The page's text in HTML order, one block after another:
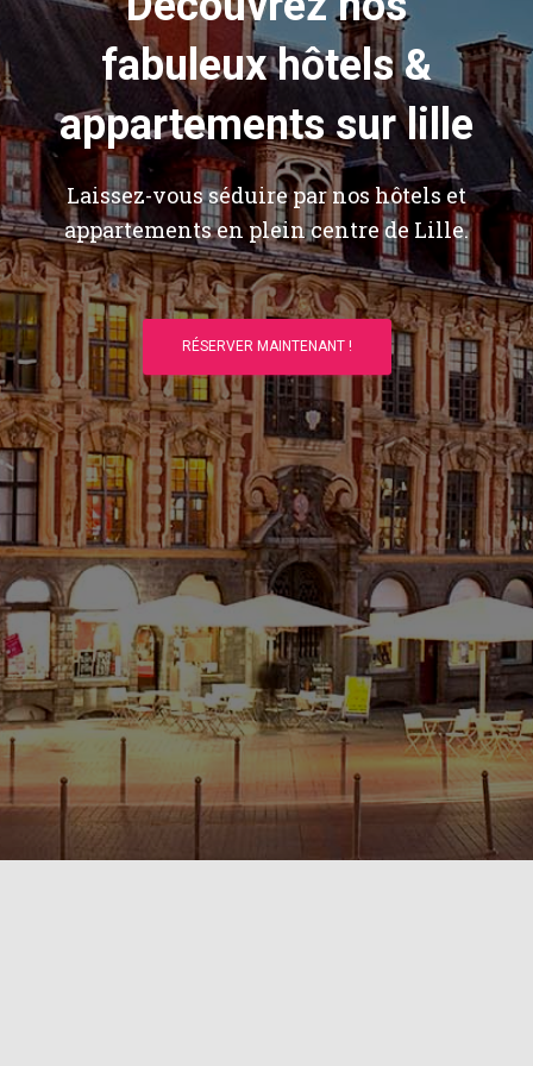
fabuleux hôtels &
appartements sur lille
Laissez-vous séduire par nos hôtels et
appartements en plein centre de Lille.
RÉSERVER MAINTENANT !